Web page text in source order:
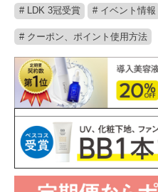
# LDK 3冠受賞 # イベント情報
# クーポン、ポイント使用方法